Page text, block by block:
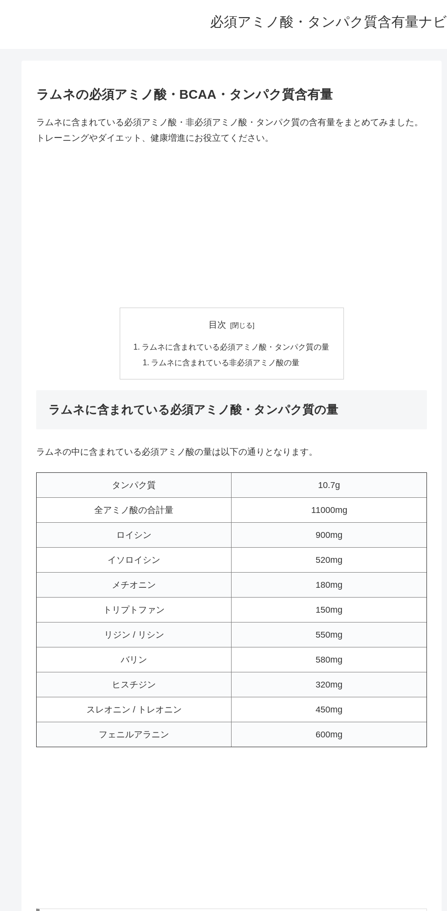
必須アミノ酸・タンパク質含有量ナビ
ラムネの必須アミノ酸・BCAA・タンパク質含有量
ラムネに含まれている必須アミノ酸・非必須アミノ酸・タンパク質の含有量をまとめてみました。
トレーニングやダイエット、健康増進にお役立てください。
目次
ラムネに含まれている必須アミノ酸・タンパク質の量
ラムネに含まれている非必須アミノ酸の量
ラムネに含まれている必須アミノ酸・タンパク質の量
ラムネの中に含まれている必須アミノ酸の量は以下の通りとなります。
タンパク質 10.7g
全アミノ酸の合計量 11000mg
ロイシン 900mg
イソロイシン 520mg
メチオニン 180mg
トリプトファン 150mg
リジン / リシン 550mg
バリン 580mg
ヒスチジン 320mg
スレオニン / トレオニン 450mg
フェニルアラニン 600mg